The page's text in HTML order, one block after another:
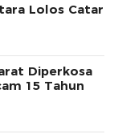
Lolos Catar
Diperkosa
15 Tahun